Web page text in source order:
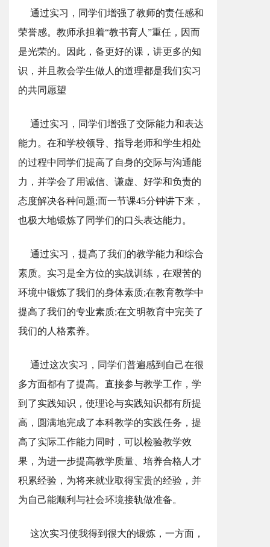
通过实习，同学们增强了教师的责任感和
荣誉感。教师承担着“教书育人”重任，因而
是光荣的。因此，备更好的课，讲更多的知
识，并且教会学生做人的道理都是我们实习
的共同愿望
通过实习，同学们增强了交际能力和表达
能力。在和学校领导、指导老师和学生相处
的过程中同学们提高了自身的交际与沟通能
力，并学会了用诚信、谦虚、好学和负责的
态度解决各种问题;而一节课45分钟讲下来，
也极大地锻炼了同学们的口头表达能力。
通过实习，提高了我们的教学能力和综合
素质。实习是全方位的实战训练，在艰苦的
环境中锻炼了我们的身体素质;在教育教学中
提高了我们的专业素质;在文明教育中完美了
我们的人格素养。
通过这次实习，同学们普遍感到自己在很
多方面都有了提高。直接参与教学工作，学
到了实践知识，使理论与实践知识都有所提
高，圆满地完成了本科教学的实践任务，提
高了实际工作能力同时，可以检验教学效
果，为进一步提高教学质量、培养合格人才
积累经验，为将来就业取得宝贵的经验，并
为自己能顺利与社会环境接轨做准备。
这次实习使我得到很大的锻炼，一方面，